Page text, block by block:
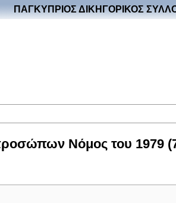
ΠΑΓΚΥΠΡΙΟΣ ΔΙΚΗΓΟΡΙΚΟΣ
Νόμος του 1979